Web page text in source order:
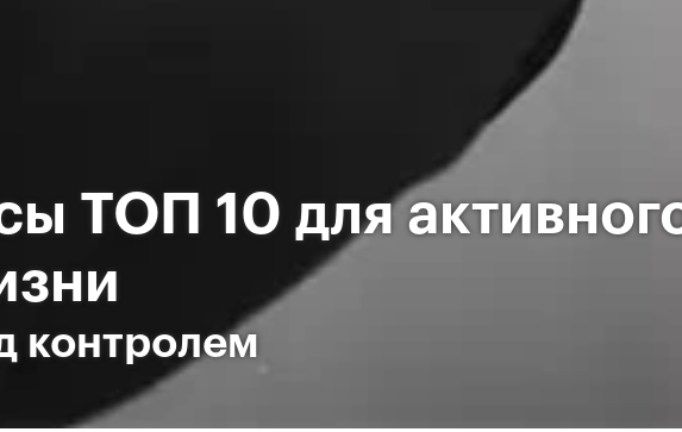
ТОП 10 для
контролем